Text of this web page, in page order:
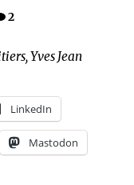
2
Yves Jean
LinkedIn
Mastodon